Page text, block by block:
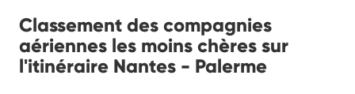
Classement des compagnies
aériennes les moins chères sur
l'itinéraire Nantes - Palerme